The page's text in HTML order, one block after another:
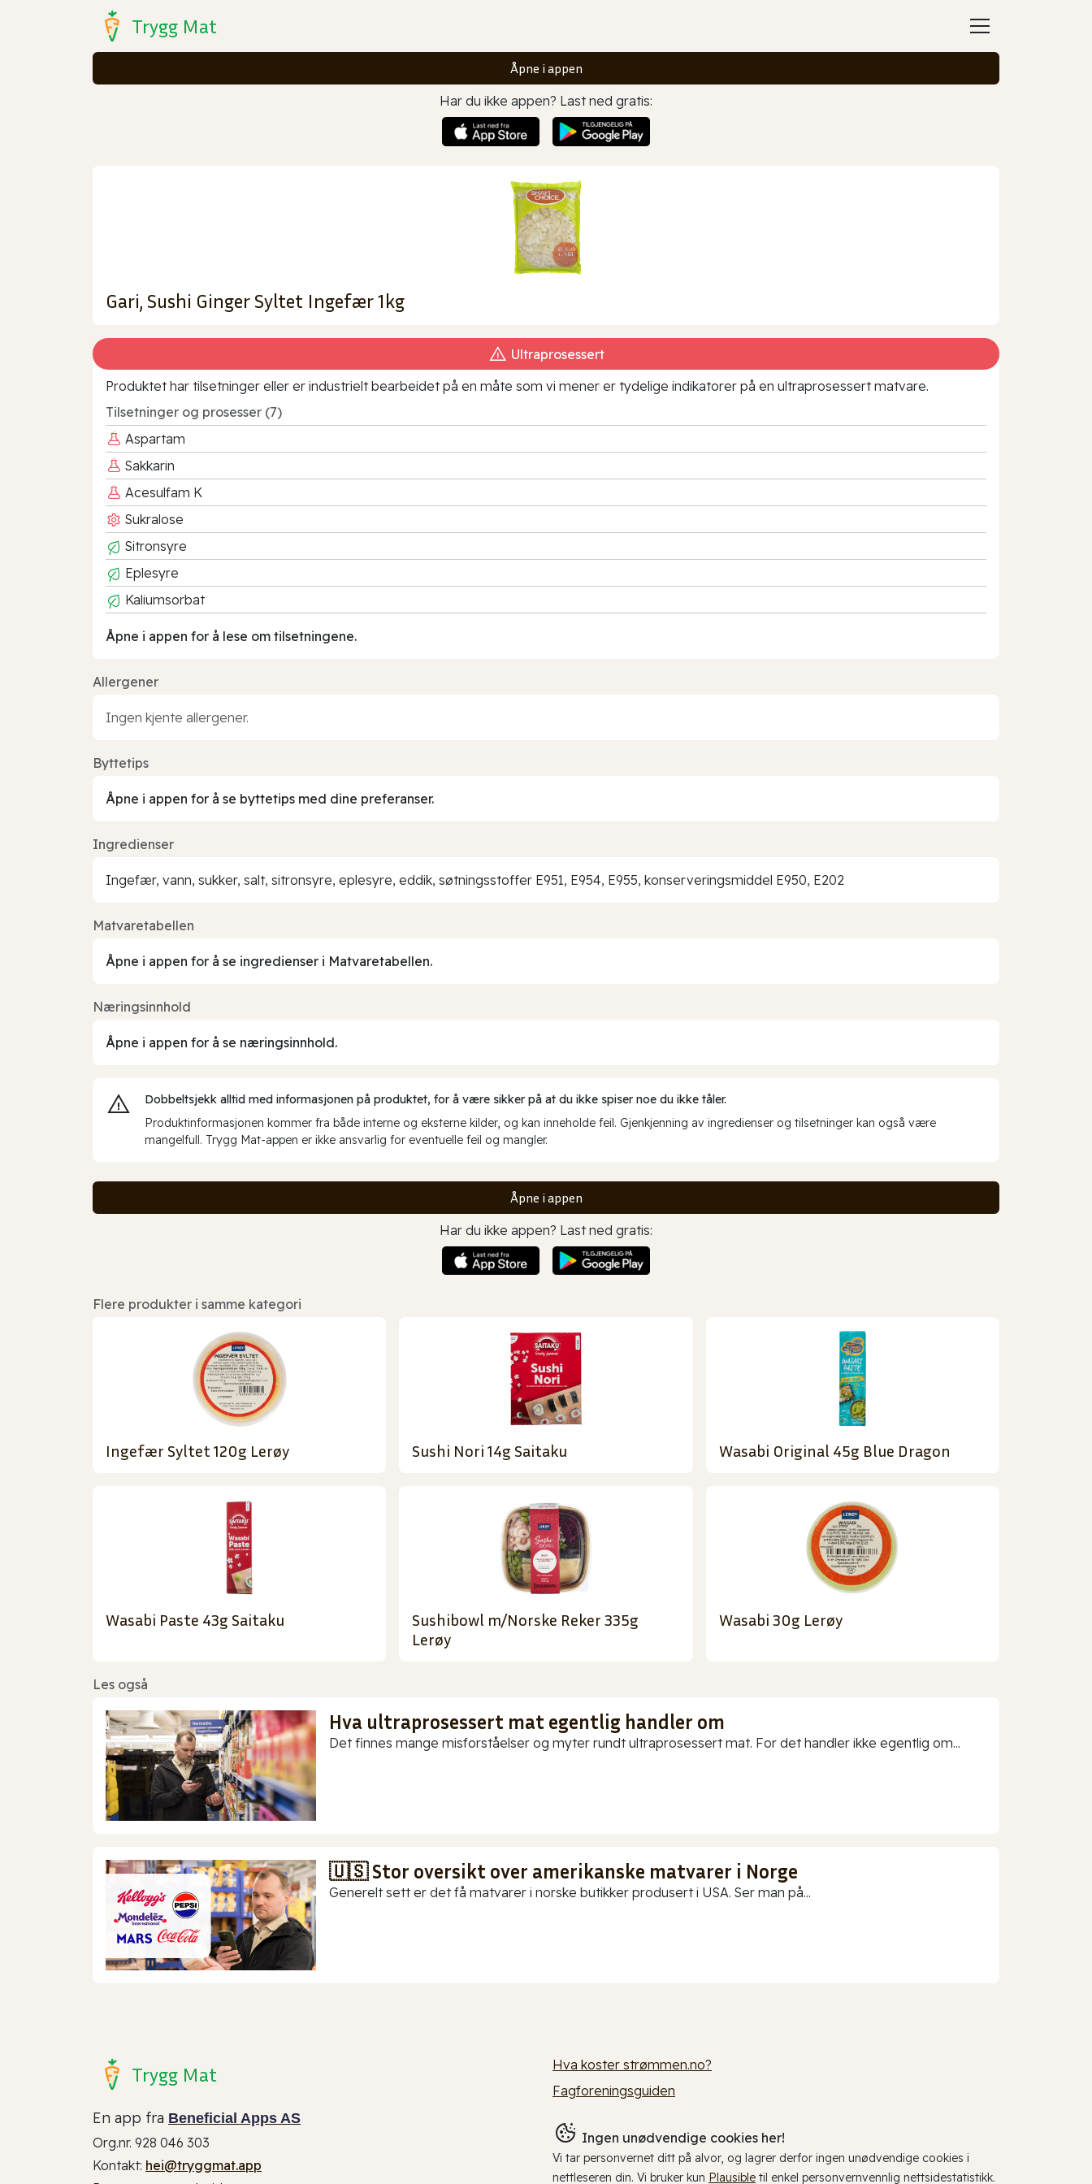
Trygg Mat
Åpne i appen
Har du ikke appen? Last ned gratis:
Gari, Sushi Ginger Syltet Ingefær 1kg
Ultraprosessert
Produktet har tilsetninger eller er industrielt bearbeidet på en måte som vi mener er tydelige indikatorer på en ultraprosessert matvare.
Tilsetninger og prosesser (7)
Aspartam
Sakkarin
Acesulfam K
Sukralose
Sitronsyre
Eplesyre
Kaliumsorbat
Åpne i appen for å lese om tilsetningene.
Allergener
Ingen kjente allergener.
Byttetips
Åpne i appen for å se byttetips med dine preferanser.
Ingredienser
Ingefær, vann, sukker, salt, sitronsyre, eplesyre, eddik, søtningsstoffer E951, E954, E955, konserveringsmiddel E950, E202
Matvaretabellen
Åpne i appen for å se ingredienser i Matvaretabellen.
Næringsinnhold
Åpne i appen for å se næringsinnhold.
Dobbeltsjekk alltid med informasjonen på produktet, for å være sikker på at du ikke spiser noe du ikke tåler.
Produktinformasjonen kommer fra både interne og eksterne kilder, og kan inneholde feil. Gjenkjenning av ingredienser og tilsetninger kan også være
mangelfull. Trygg Mat-appen er ikke ansvarlig for eventuelle feil og mangler.
Åpne i appen
Har du ikke appen? Last ned gratis:
Flere produkter i samme kategori
Ingefær Syltet 120g Lerøy Sushi Nori 14g Saitaku Wasabi Original 45g Blue Dragon
Wasabi Paste 43g Saitaku
Sushibowl m/Norske Reker 335g
Lerøy
Wasabi 30g Lerøy
Les også
Hva ultraprosessert mat egentlig handler om
Det finnes mange misforståelser og myter rundt ultraprosessert mat. For det handler ikke egentlig om...
🇺🇸 Stor oversikt over amerikanske matvarer i Norge
Generelt sett er det få matvarer i norske butikker produsert i USA. Ser man på...
Trygg Mat
En app fra Beneficial Apps AS
Org.nr. 928 046 303
Kontakt: hei@tryggmat.app
Hva koster strømmen.no?
Fagforeningsguiden
Ingen unødvendige cookies her!
Vi tar personvernet ditt på alvor, og lagrer derfor ingen unødvendige cookies i
nettleseren din. Vi bruker kun Plausible til enkel personvernvennlig nettsidestatistikk.